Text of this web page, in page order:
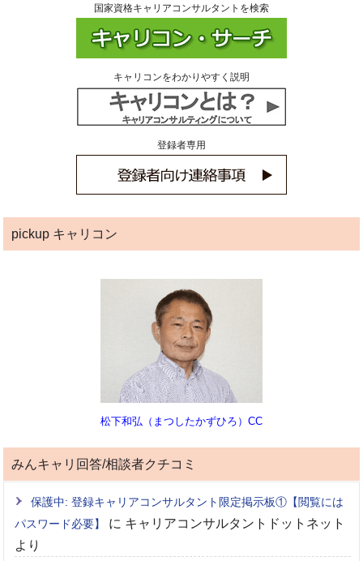
国家資格キャリアコンサルタントを検索
キャリコンをわかりやすく説明
登録者専用
pickup キャリコン
松下和弘（まつしたかずひろ）CC
みんキャリ回答/相談者クチコミ
保護中: 登録キャリアコンサルタント限定掲示板①【閲覧には
パスワード必要】
に キャリアコンサルタントドットネット
より